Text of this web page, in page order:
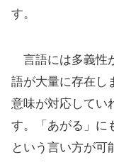
す。
言語には多義性
語が大量に存在し
意味が対応してい
す。「あがる」に
という言い方が可